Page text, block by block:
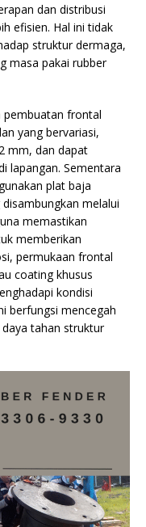
dan distribusi
efisien. Hal ini tidak
struktur dermaga,
masa pakai rubber
pembuatan frontal
yang bervariasi,
mm, dan dapat
lapangan. Sementara
plat baja
melalui
memastikan
memberikan
permukaan frontal
coating khusus
kondisi
berfungsi mencegah
tahan struktur